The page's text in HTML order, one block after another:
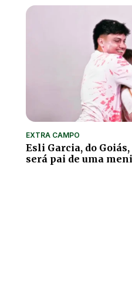
EXTRA CAMPO
Esli Garcia, do
será pai de uma